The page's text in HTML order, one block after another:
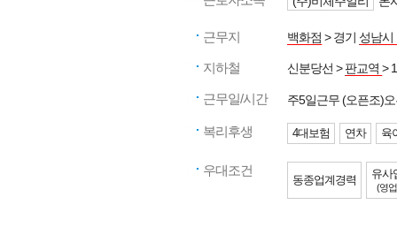
근무지 백화점 > 경기 성남시
지하철 신분당선 >판교역 >
근무일/시간 주5일근무 (오픈조)
복리후생 4대보험 연차 육
우대조건
동종업계경력 유사
(영